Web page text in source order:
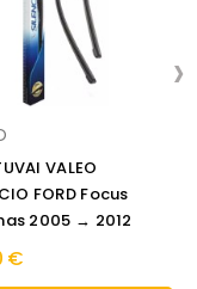
VALEO
FORD Focus
2005 → 2012
€
›